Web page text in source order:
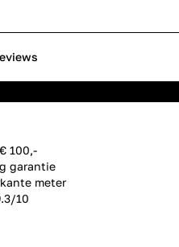
100,-
garantie
meter
10